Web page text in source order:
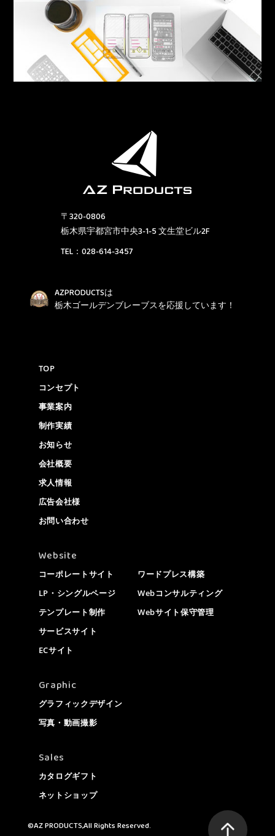
〒320-0806
栃木県宇都宮市中央3-1-5 文生堂ビル2F
TEL： 028-614-3457
AZPRODUCTSは
栃木ゴールデンブレーブスを応援しています！
TOP
コンセプト
事業案内
制作実績
お知らせ
会社概要
求人情報
広告会社様
お問い合わせ
Website
コーポレートサイト
LP・シングルページ
テンプレート制作
サービスサイト
ECサイト
ワードプレス構築
Webコンサルティング
Webサイト保守管理
Graphic
グラフィックデザイン
写真・動画撮影
Sales
カタログギフト
ネットショップ
©AZ PRODUCTS,All Rights Reserved.